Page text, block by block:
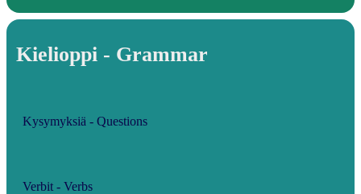
Kielioppi - Grammar
Kysymyksiä - Questions
Verbit - Verbs